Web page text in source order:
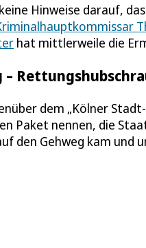
Hinweise darauf,
hat mittlerweile die
dem „Kölner
Paket nennen, die
den Gehweg kam und